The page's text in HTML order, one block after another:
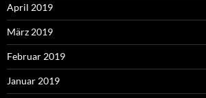
April 2019
März 2019
Februar 2019
Januar 2019